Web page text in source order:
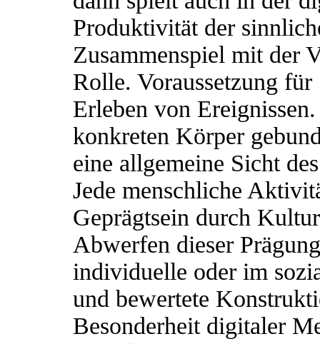
Produktivität der
Zusammenspiel mit der
Rolle. Voraussetzung
Erleben von
konkreten Körper
eine allgemeine Sicht
Jede menschliche
Geprägtsein durch
Abwerfen dieser
individuelle oder im
und bewertete
Besonderheit digitaler